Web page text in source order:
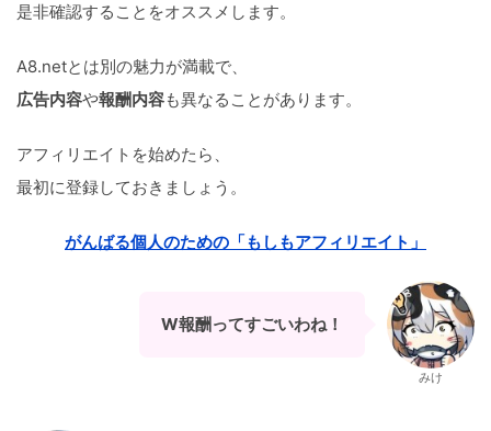
是非確認することをオススメします。
A8.netとは別の魅力が満載で、
広告内容や報酬内容も異なることがあります。
アフィリエイトを始めたら、
最初に登録しておきましょう。
がんばる個人のための「もしもアフィリエイト」
W報酬ってすごいわね！
みけ